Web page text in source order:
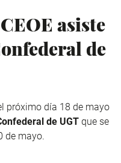
asiste
de
próximo día 18 de mayo
de UGT que se
de mayo.